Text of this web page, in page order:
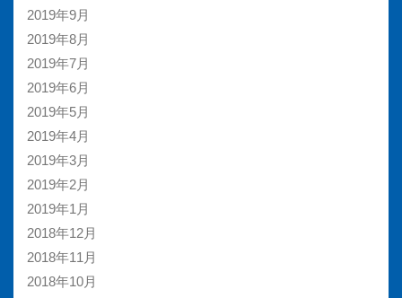
2019年9月
2019年8月
2019年7月
2019年6月
2019年5月
2019年4月
2019年3月
2019年2月
2019年1月
2018年12月
2018年11月
2018年10月